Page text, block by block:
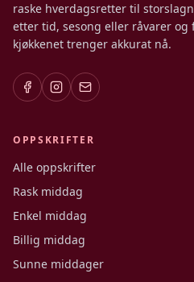
raske hverdagsretter til
etter tid, sesong eller råvarer og
kjøkkenet trenger akkurat nå.
OPPSKRIFTER
Alle oppskrifter
Rask middag
Enkel middag
Billig middag
Sunne middager